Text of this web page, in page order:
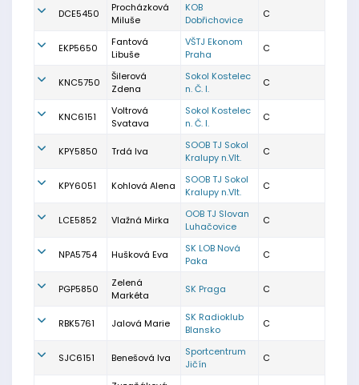
DCE5450
Procházková
Miluše
KOB
Dobřichovice
C
EKP5650
Fantová
Libuše
VŠTJ Ekonom
Praha
C
KNC5750
Šilerová
Zdena
Sokol Kostelec
n. Č. l.
C
KNC6151
Voltrová
Svatava
Sokol Kostelec
n. Č. l.
C
KPY5850 Trdá Iva
SOOB TJ Sokol
Kralupy n.Vlt.
C
KPY6051 Kohlová Alena
SOOB TJ Sokol
Kralupy n.Vlt.
C
LCE5852 Vlažná Mirka
OOB TJ Slovan
Luhačovice
C
NPA5754 Hušková Eva
SK LOB Nová
Paka
C
PGP5850
Zelená
Markéta
SK Praga C
RBK5761 Jalová Marie
SK Radioklub
Blansko
C
SJC6151 Benešová Iva
Sportcentrum
Jičín
C